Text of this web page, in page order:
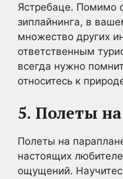
Ястребаце. Помимо
зиплайнинга, в
множество других
ответственным
всегда нужно
относитесь к
5. Полеты
Полеты на
настоящих
ощущений.